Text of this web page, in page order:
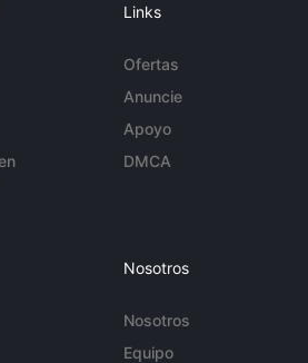
Links
Ofertas
Anuncie
Apoyo
DMCA
Nosotros
Nosotros
Equipo